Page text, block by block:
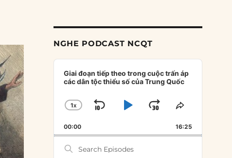
NGHE PODCAST NCQT
Audio
Player
Giai đoạn tiếp theo trong cuộc trấn áp
các dân tộc thiểu số của Trung Quốc
CHANGE
RATE
1X
SKIP
BACKWARD
PLAYJUMP
FORWARD
SHARE
EPISODE
00:00 16:25
Search
Episodes